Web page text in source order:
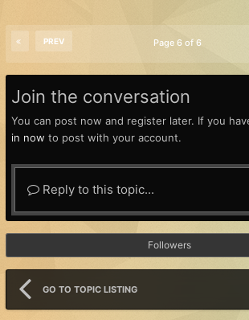
PREV Page 6 of 6
Join the conversation
You can post now and register later. If you
in now to post with your account.
Reply to this topic...
Followers
GO TO TOPIC LISTING